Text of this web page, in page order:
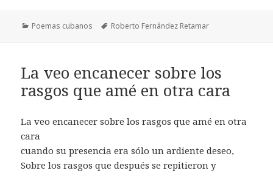
Categorías
Poemas cubanos Etiquetas
Roberto Fernández Retamar
La veo encanecer sobre los
rasgos que amé en otra cara
La veo encanecer sobre los rasgos que amé en otra
cara
cuando su presencia era sólo un ardiente deseo,
Sobre los rasgos que después se repitieron y